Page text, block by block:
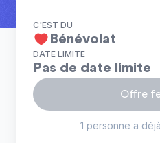
C'EST DU
Bénévolat
DATE LIMITE
Pas de date limite
Offre
1 personne a